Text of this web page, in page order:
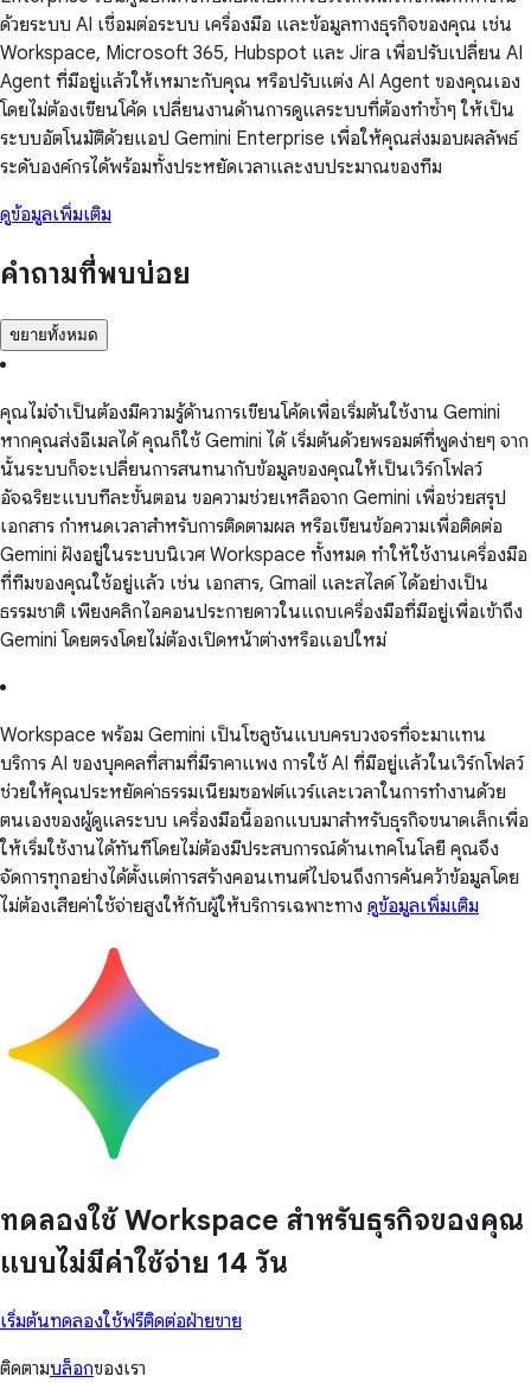
ด้วยระบบ AI เชื่อมต่อระบบ เครื่องมือ และข้อมูลทางธุรกิจของคุณ เช่น
Workspace, Microsoft 365, Hubspot และ Jira เพื่อปรับเปลี่ยน AI
Agent ที่มีอยู่แล้วให้เหมาะกับคุณ หรือปรับแต่ง AI Agent ของคุณเอง
โดยไม่ต้องเขียนโค้ด เปลี่ยนงานด้านการดูแลระบบที่ต้องทำซ้ำๆ ให้เป็น
ระบบอัตโนมัติด้วยแอป Gemini Enterprise เพื่อให้คุณส่งมอบผลลัพธ์
ระดับองค์กรได้พร้อมทั้งประหยัดเวลาและงบประมาณของทีม
ดูข้อมูลเพิ่มเติม
คำถามที่พบบ่อย
ขยายทั้งหมด
คุณไม่จำเป็นต้องมีความรู้ด้านการเขียนโค้ดเพื่อเริ่มต้นใช้งาน Gemini
หากคุณส่งอีเมลได้ คุณก็ใช้ Gemini ได้ เริ่มต้นด้วยพรอมต์ที่พูดง่ายๆ จาก
นั้นระบบก็จะเปลี่ยนการสนทนากับข้อมูลของคุณให้เป็นเวิร์กโฟลว์
อัจฉริยะแบบทีละขั้นตอน ขอความช่วยเหลือจาก Gemini เพื่อช่วยสรุป
เอกสาร กำหนดเวลาสำหรับการติดตามผล หรือเขียนข้อความเพื่อติดต่อ
Gemini ฝังอยู่ในระบบนิเวศ Workspace ทั้งหมด ทำให้ใช้งานเครื่องมือ
ที่ทีมของคุณใช้อยู่แล้ว เช่น เอกสาร, Gmail และสไลด์ ได้อย่างเป็น
ธรรมชาติ เพียงคลิกไอคอนประกายดาวในแถบเครื่องมือที่มีอยู่เพื่อเข้าถึง
Gemini โดยตรงโดยไม่ต้องเปิดหน้าต่างหรือแอปใหม่
Workspace พร้อม Gemini เป็นโซลูชันแบบครบวงจรที่จะมาแทน
บริการ AI ของบุคคลที่สามที่มีราคาแพง การใช้ AI ที่มีอยู่แล้วในเวิร์กโฟลว์
ช่วยให้คุณประหยัดค่าธรรมเนียมซอฟต์แวร์และเวลาในการทำงานด้วย
ตนเองของผู้ดูแลระบบ เครื่องมือนี้ออกแบบมาสำหรับธุรกิจขนาดเล็กเพื่อ
ให้เริ่มใช้งานได้ทันทีโดยไม่ต้องมีประสบการณ์ด้านเทคโนโลยี คุณจึง
จัดการทุกอย่างได้ตั้งแต่การสร้างคอนเทนต์ไปจนถึงการค้นคว้าข้อมูลโดย
ไม่ต้องเสียค่าใช้จ่ายสูงให้กับผู้ให้บริการเฉพาะทาง ดูข้อมูลเพิ่มเติม
ทดลองใช้ Workspace สำหรับธุรกิจของคุณ
แบบไม่มีค่าใช้จ่าย 14 วัน
เริ่มต้นทดลองใช้ฟรีติดต่อฝ่ายขาย
ติดตามบล็อกของเรา